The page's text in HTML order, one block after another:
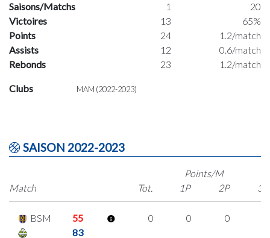
Saisons/Matchs 1
20
Victoires
13
65%
Points
24
1.2/match
Assists
12
0.6/match
Rebonds
23 1.2/match
Clubs MAM (2022-2023)
SAISON 2022-2023
Match
Points/M
Tot.
1P 2P 3P
BSM 55
83
0 0 0